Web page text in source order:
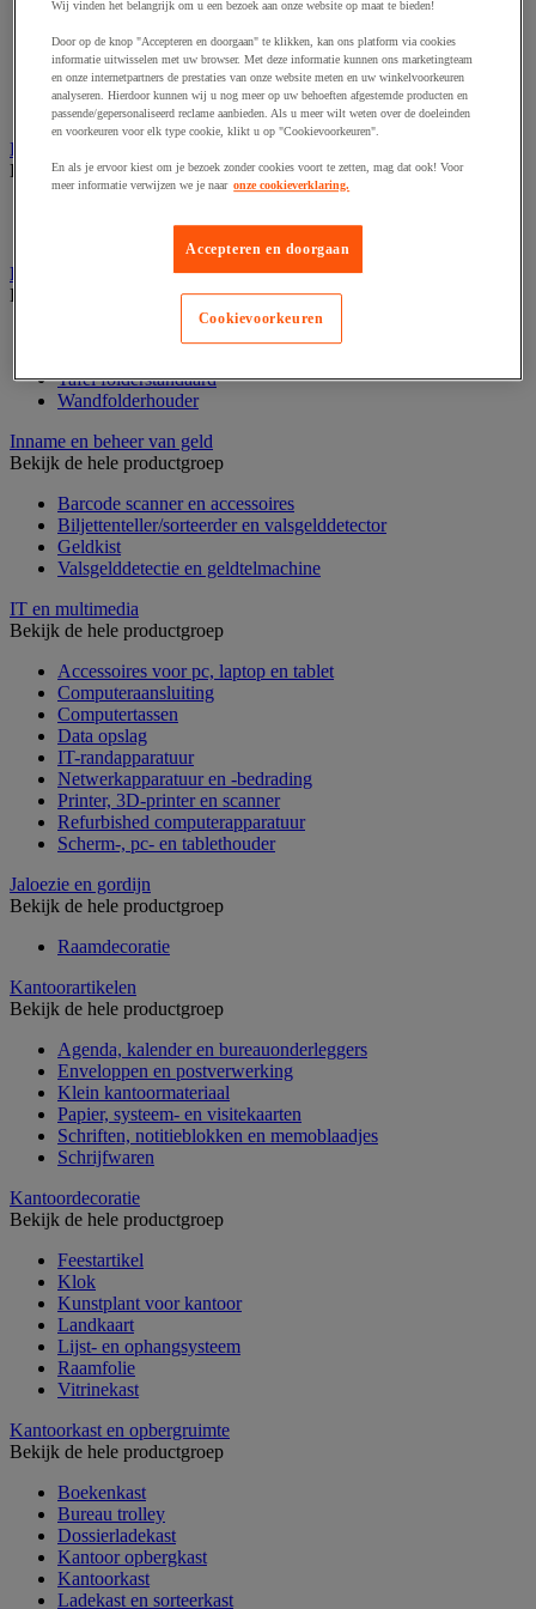
Professionele audio en geluidsopname
Projectie en videoprojectie-apparatuur
Studioverlichting en accessoires
Tv, dvd-speler en Blu-ray
Bewegwijzering en aanduidingsborden
Bekijk de hele productgroep
Folderrek en -houder
Bekijk de hele productgroep
Tafel folderstandaard
Wandfolderhouder
Inname en beheer van geld
Bekijk de hele productgroep
Barcode scanner en accessoires
Biljettenteller/sorteerder en valsgelddetector
Geldkist
Valsgelddetectie en geldtelmachine
IT en multimedia
Bekijk de hele productgroep
Accessoires voor pc, laptop en tablet
Computeraansluiting
Computertassen
Data opslag
IT-randapparatuur
Netwerkapparatuur en -bedrading
Printer, 3D-printer en scanner
Refurbished computerapparatuur
Scherm-, pc- en tablethouder
Jaloezie en gordijn
Bekijk de hele productgroep
Raamdecoratie
Kantoorartikelen
Bekijk de hele productgroep
Agenda, kalender en bureauonderleggers
Enveloppen en postverwerking
Klein kantoormateriaal
Papier, systeem- en visitekaarten
Schriften, notitieblokken en memoblaadjes
Schrijfwaren
Kantoordecoratie
Bekijk de hele productgroep
Feestartikel
Klok
Kunstplant voor kantoor
Landkaart
Lijst- en ophangsysteem
Raamfolie
Vitrinekast
Kantoorkast en opbergruimte
Bekijk de hele productgroep
Boekenkast
Bureau trolley
Dossierladekast
Kantoor opbergkast
Kantoorkast
Ladekast en sorteerkast
Wij vinden het belangrijk om u een bezoek aan onze website op maat te bieden!
Door op de knop "Accepteren en doorgaan" te klikken, kan ons platform via cookies
informatie uitwisselen met uw browser. Met deze informatie kunnen ons marketingteam
en onze internetpartners de prestaties van onze website meten en uw winkelvoorkeuren
analyseren. Hierdoor kunnen wij u nog meer op uw behoeften afgestemde producten en
passende/gepersonaliseerd reclame aanbieden. Als u meer wilt weten over de doeleinden
en voorkeuren voor elk type cookie, klikt u op "Cookievoorkeuren".
En als je ervoor kiest om je bezoek zonder cookies voort te zetten, mag dat ook! Voor
meer informatie verwijzen we je naar onze cookieverklaring.
Accepteren en doorgaan
Cookievoorkeuren